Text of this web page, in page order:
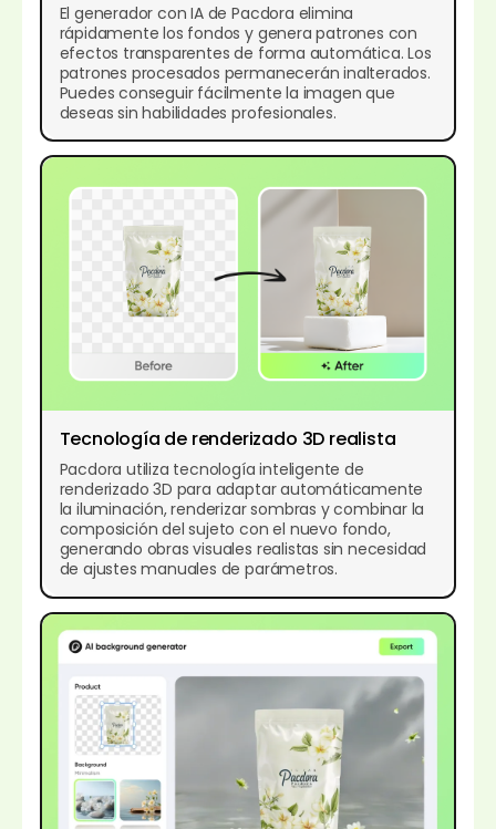
El generador con IA de Pacdora elimina
rápidamente los fondos y genera patrones con
efectos transparentes de forma automática. Los
patrones procesados permanecerán inalterados.
Puedes conseguir fácilmente la imagen que
deseas sin habilidades profesionales.
Tecnología de renderizado 3D realista
Pacdora utiliza tecnología inteligente de
renderizado 3D para adaptar automáticamente
la iluminación, renderizar sombras y combinar la
composición del sujeto con el nuevo fondo,
generando obras visuales realistas sin necesidad
de ajustes manuales de parámetros.